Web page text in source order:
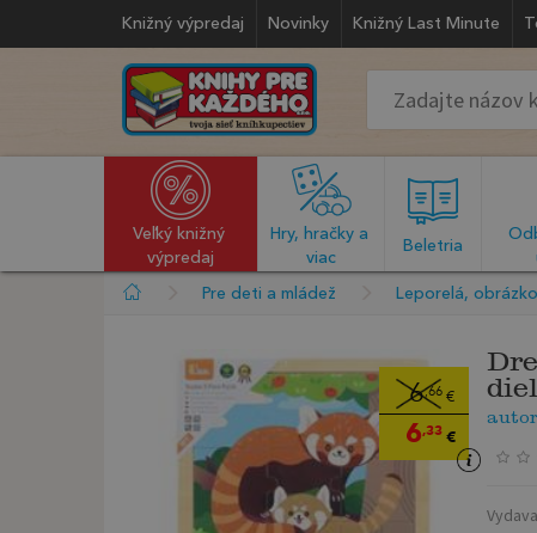
Knižný výpredaj Novinky Knižný Last Minute
Veľký knižný
výpredaj
Hry, hračky a
viac
Beletria
Pre deti a mládež Leporelá,
6,66 €
6,33 €
autor